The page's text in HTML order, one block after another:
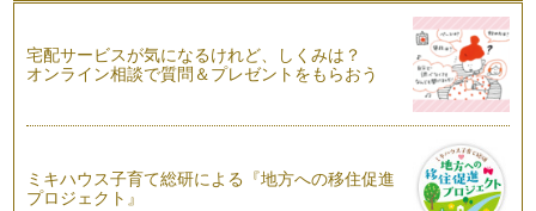
アーティフィシャルフラワーを使った季節のアレンジメント
アーティフィシャルフラワーについては前回の記事で詳しく書
きましたが（前回の記事はこちら&g…
人気急上昇のお花『アーティフィシャルフラワー』
お花を引き立てる＋αなインテリア小物作り
宅配サービスが気になるけれど、しくみは？
オンライン相談で質問＆プレゼントをもらおう
ミキハウス子育て総研による『地方への移住促進
プロジェクト』